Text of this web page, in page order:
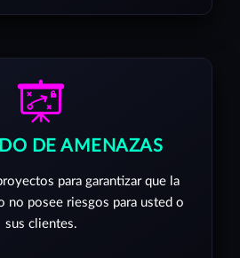
DE AMENAZAS
para garantizar que la
no posee riesgos para usted o
sus clientes.